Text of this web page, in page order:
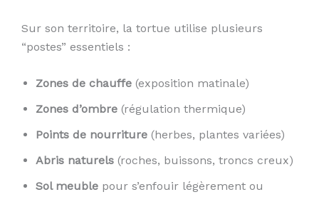
Sur son territoire, la tortue utilise plusieurs
“postes” essentiels :
Zones de chauffe (exposition matinale)
Zones d’ombre (régulation thermique)
Points de nourriture (herbes, plantes variées)
Abris naturels (roches, buissons, troncs creux)
Sol meuble pour s’enfouir légèrement ou